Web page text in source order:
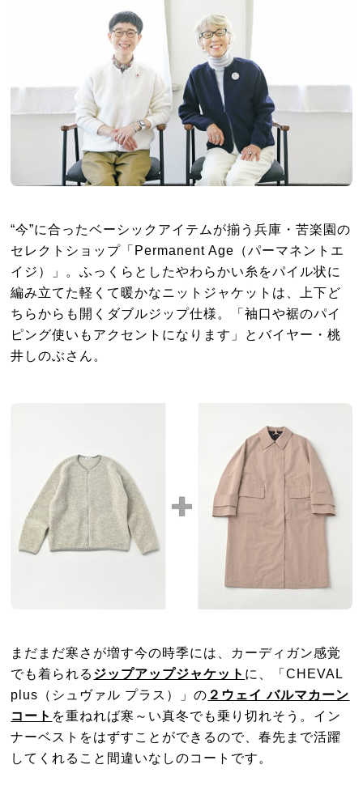
“今”に合ったベーシックアイテムが揃う兵庫・苦楽園の
セレクトショップ「Permanent Age（パーマネントエ
イジ）」。ふっくらとしたやわらかい糸をパイル状に
編み立てた軽くて暖かなニットジャケットは、上下ど
ちらからも開くダブルジップ仕様。「袖口や裾のパイ
ピング使いもアクセントになります」とバイヤー・桃
井しのぶさん。
まだまだ寒さが増す今の時季には、カーディガン感覚
でも着られる ジップアップジャケット に、「CHEVAL
plus（シュヴァル プラス）」の ２ウェイ バルマカーン
コート を重ねれば寒～い真冬でも乗り切れそう。イン
ナーベストをはずすことができるので、春先まで活躍
してくれること間違いなしのコートです。